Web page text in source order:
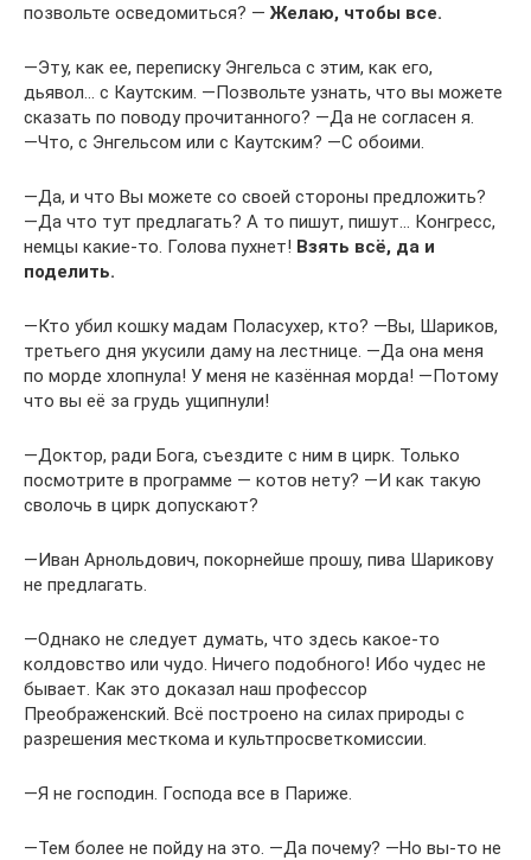
позвольте осведомиться? ― Желаю, чтобы все.
―Эту, как ее, переписку Энгельса с этим, как его,
дьявол… с Каутским. ―Позвольте узнать, что вы можете
сказать по поводу прочитанного? ―Да не согласен я.
―Что, с Энгельсом или с Каутским? ―С обоими.
―Да, и что Вы можете со своей стороны предложить?
―Да что тут предлагать? А то пишут, пишут… Конгресс,
немцы какие-то. Голова пухнет! Взять всё, да и
поделить.
―Кто убил кошку мадам Поласухер, кто? ―Вы, Шариков,
третьего дня укусили даму на лестнице. ―Да она меня
по морде хлопнула! У меня не казённая морда! ―Потому
что вы её за грудь ущипнули!
―Доктор, ради Бога, съездите с ним в цирк. Только
посмотрите в программе — котов нету? ―И как такую
сволочь в цирк допускают?
―Иван Арнольдович, покорнейше прошу, пива Шарикову
не предлагать.
―Однако не следует думать, что здесь какое-то
колдовство или чудо. Ничего подобного! Ибо чудес не
бывает. Как это доказал наш профессор
Преображенский. Всё построено на силах природы с
разрешения месткома и культпросветкомиссии.
―Я не господин. Господа все в Париже.
―Тем более не пойду на это. ―Да почему? ―Но вы-то не